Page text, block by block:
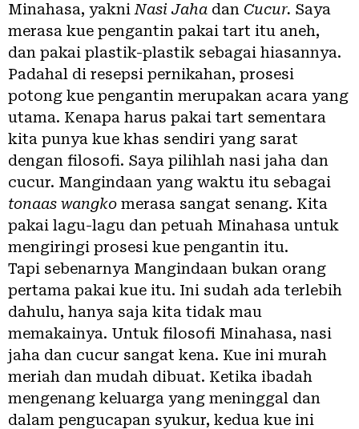
Minahasa, yakni Nasi Jaha dan Cucur. Saya
merasa kue pengantin pakai tart itu aneh,
dan pakai plastik-plastik sebagai hiasannya.
Padahal di resepsi pernikahan, prosesi
potong kue pengantin merupakan acara yang
utama. Kenapa harus pakai tart sementara
kita punya kue khas sendiri yang sarat
dengan filosofi. Saya pilihlah nasi jaha dan
cucur. Mangindaan yang waktu itu sebagai
tonaas wangko merasa sangat senang. Kita
pakai lagu-lagu dan petuah Minahasa untuk
mengiringi prosesi kue pengantin itu.
Tapi sebenarnya Mangindaan bukan orang
pertama pakai kue itu. Ini sudah ada terlebih
dahulu, hanya saja kita tidak mau
memakainya. Untuk filosofi Minahasa, nasi
jaha dan cucur sangat kena. Kue ini murah
meriah dan mudah dibuat. Ketika ibadah
mengenang keluarga yang meninggal dan
dalam pengucapan syukur, kedua kue ini